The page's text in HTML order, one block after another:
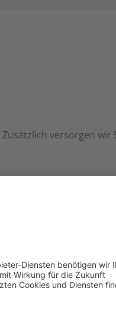
versorgen
jeder